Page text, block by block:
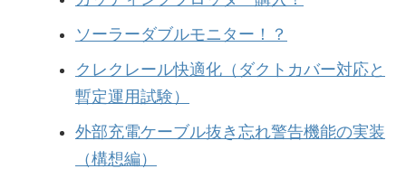
ソーラーダブルモニター！？
クレクレール快適化（ダクトカバー対応と
暫定運用試験）
外部充電ケーブル抜き忘れ警告機能の実装
（構想編）